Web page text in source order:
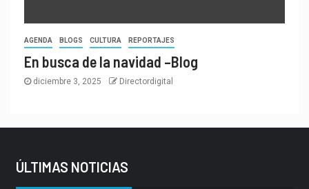
AGENDA BLOGS CULTURA REPORTAJES
En busca de la navidad –Blog
diciembre 3, 2025 Directordigital
ÚLTIMAS NOTICIAS